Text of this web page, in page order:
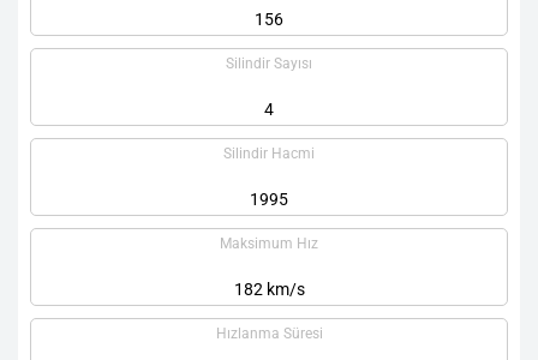
156
Silindir Sayısı
4
Silindir Hacmi
1995
Maksimum Hız
182 km/s
Hızlanma Süresi